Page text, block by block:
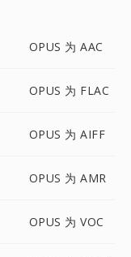
OPUS 为 AAC
OPUS 为 FLAC
OPUS 为 AIFF
OPUS 为 AMR
OPUS 为 VOC